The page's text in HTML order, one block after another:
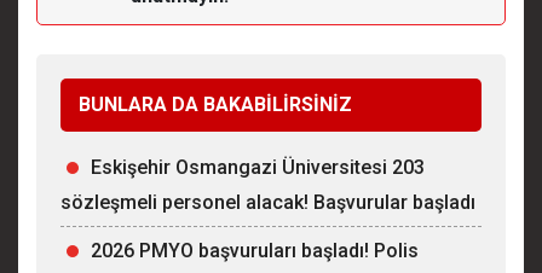
BUNLARA DA BAKABİLİRSİNİZ
Eskişehir Osmangazi Üniversitesi 203
sözleşmeli personel alacak! Başvurular başladı
2026 PMYO başvuruları başladı! Polis